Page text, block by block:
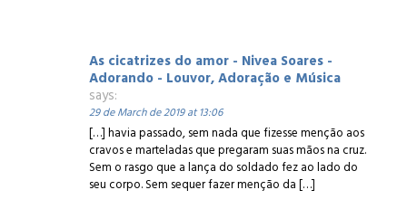
As cicatrizes do amor - Nivea Soares -
Adorando - Louvor, Adoração e Música
says:
29 de March de 2019 at 13:06
[…] havia passado, sem nada que fizesse menção aos
cravos e marteladas que pregaram suas mãos na cruz.
Sem o rasgo que a lança do soldado fez ao lado do
seu corpo. Sem sequer fazer menção da […]